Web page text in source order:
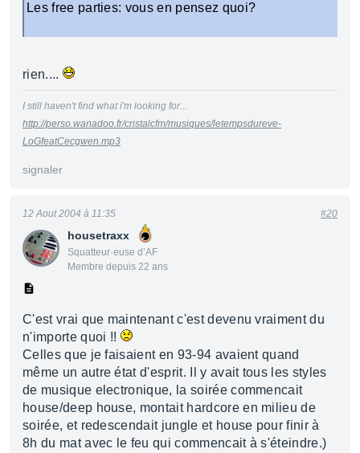
Les free parties: vous en pensez quoi?
rien....
I still haven't find what i'm looking for...
http://perso.wanadoo.fr/cristalcfm/musiques/letempsdureve-
LoGfeatCecgwen.mp3
signaler
housetraxx
Squatteur·euse d’AF
Membre depuis 22 ans
12 Aout 2004 à 11:35 #20
C'est vrai que maintenant c'est devenu vraiment du
n'importe quoi !!
Celles que je faisaient en 93-94 avaient quand
même un autre état d'esprit. Il y avait tous les styles
de musique electronique, la soirée commencait
house/deep house, montait hardcore en milieu de
soirée, et redescendait jungle et house pour finir à
8h du mat avec le feu qui commencait à s'éteindre.)